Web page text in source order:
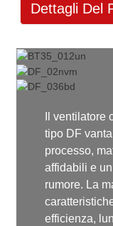
Dettagli Del
Il ventilatore
tipo DF
processo,
affidabili e
rumore. La
efficienza,